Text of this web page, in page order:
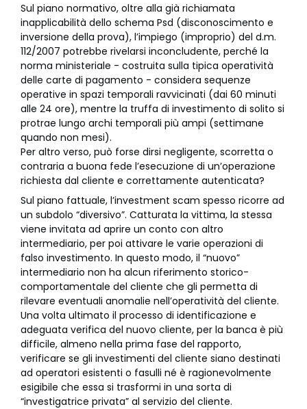
Sul piano normativo, oltre alla già richiamata
inapplicabilità dello schema Psd (disconoscimento e
inversione della prova), l’impiego (improprio) del d.m.
112/2007 potrebbe rivelarsi inconcludente, perché la
norma ministeriale - costruita sulla tipica operatività
delle carte di pagamento - considera sequenze
operative in spazi temporali ravvicinati (dai 60 minuti
alle 24 ore), mentre la truffa di investimento di solito si
protrae lungo archi temporali più ampi (settimane
quando non mesi).
Per altro verso, può forse dirsi negligente, scorretta o
contraria a buona fede l’esecuzione di un’operazione
richiesta dal cliente e correttamente autenticata?
Sul piano fattuale, l’investment scam spesso ricorre ad
un subdolo “diversivo”. Catturata la vittima, la stessa
viene invitata ad aprire un conto con altro
intermediario, per poi attivare le varie operazioni di
falso investimento. In questo modo, il “nuovo”
intermediario non ha alcun riferimento storico-
comportamentale del cliente che gli permetta di
rilevare eventuali anomalie nell’operatività del cliente.
Una volta ultimato il processo di identificazione e
adeguata verifica del nuovo cliente, per la banca è più
difficile, almeno nella prima fase del rapporto,
verificare se gli investimenti del cliente siano destinati
ad operatori esistenti o fasulli né è ragionevolmente
esigibile che essa si trasformi in una sorta di
“investigatrice privata” al servizio del cliente.